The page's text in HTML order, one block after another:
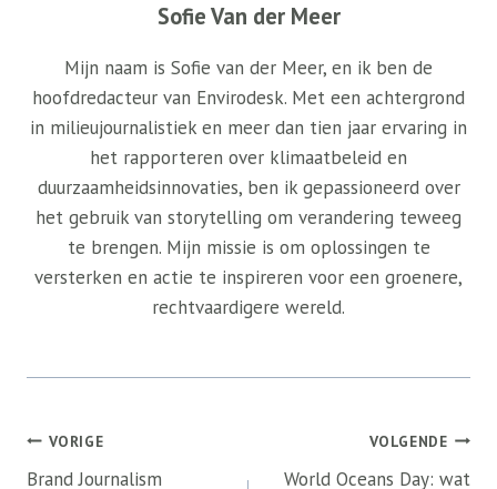
Sofie Van der Meer
Mijn naam is Sofie van der Meer, en ik ben de
hoofdredacteur van Envirodesk. Met een achtergrond
in milieujournalistiek en meer dan tien jaar ervaring in
het rapporteren over klimaatbeleid en
duurzaamheidsinnovaties, ben ik gepassioneerd over
het gebruik van storytelling om verandering teweeg
te brengen. Mijn missie is om oplossingen te
versterken en actie te inspireren voor een groenere,
rechtvaardigere wereld.
Bericht
navigatie
VORIGE
Brand Journalism
VOLGENDE
World Oceans Day: wat